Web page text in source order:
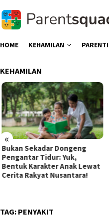
HOME KEHAMILAN
KEHAMILAN
«
Bukan Sekadar Dongeng
Pengantar Tidur: Yuk,
Bentuk Karakter Anak Lewat
Cerita Rakyat Nusantara!
TAG: PENYAKIT